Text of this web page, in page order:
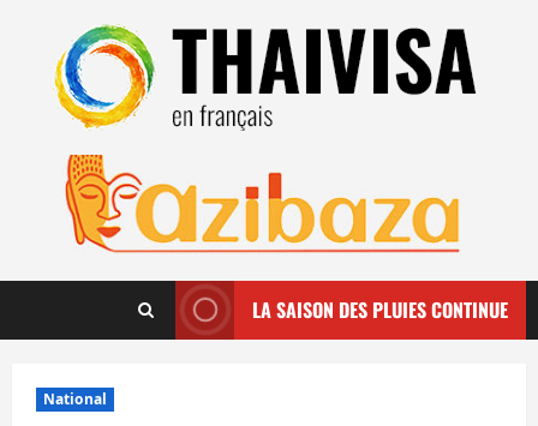
contenu
LA SAISON DES PLUIES CONTINUE
National